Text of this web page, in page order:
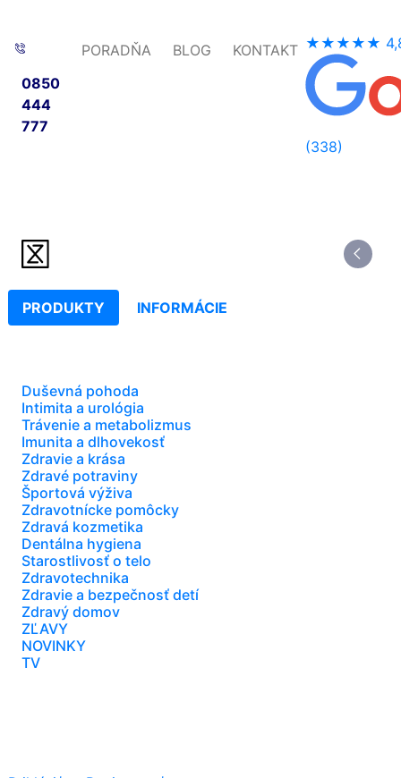
0850
444
777
PORADŇA BLOG KONTAKT ★★★★★
(338)
PRODUKTY INFORMÁCIE
Duševná pohoda
Intimita a urológia
Trávenie a metabolizmus
Imunita a dlhovekosť
Zdravie a krása
Zdravé potraviny
Športová výživa
Zdravotnícke pomôcky
Zdravá kozmetika
Dentálna hygiena
Starostlivosť o telo
Zdravotechnika
Zdravie a bezpečnosť detí
Zdravý domov
ZĽAVY
NOVINKY
TV